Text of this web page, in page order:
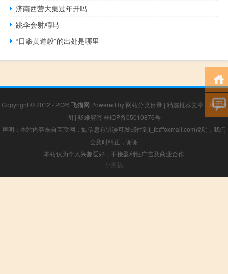
济南西营大集过年开吗
跳伞会射精吗
“日攀黄道毂”的出处是哪里
Copyright © 2012 - 2026 飞猫网 Powered by 网站分类目录 | 精选推荐文章 | 网站地
图 | 疑难解答 桂ICP备05010876号
声明：本站内容来自互联网，如信息有错误可发邮件到f_fb#foxmail.com说明，我们
会及时纠正，谢谢
本站仅为个人兴趣爱好，不接盈利性广告及商业合作
小男孩